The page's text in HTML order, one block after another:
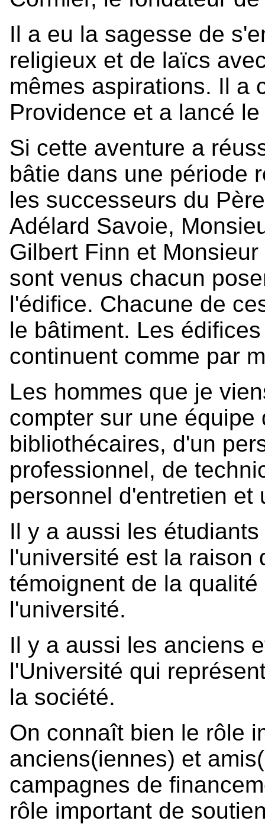
Il a eu la sagesse de
religieux et de laïcs
mêmes aspirations. Il a
Providence et a lancé
Si cette aventure a
bâtie dans une période
les successeurs du
Adélard Savoie,
Gilbert Finn et
sont venus chacun
l'édifice. Chacune de
le bâtiment. Les
continuent comme par
Les hommes que je
compter sur une équipe
bibliothécaires, d'un
professionnel, de
personnel d'entretien et
Il y a aussi les
l'université est la raison
témoignent de la
l'université.
Il y a aussi les anciens
l'Université qui
la société.
On connaît bien le rôle
anciens(iennes) et
campagnes de
rôle important de